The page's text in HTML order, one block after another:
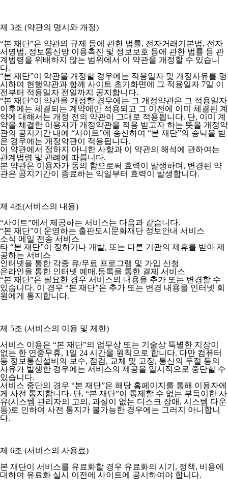
제 3조 (약관의 명시와 개정)
“본 재단”은 약관의 규제 등에 관한 법률, 전자거래기본법, 전자
서명법, 정보통신망 이용촉진 및 정보보호 등에 관한 법률 등 관
계법령을 위배하지 않는 범위에서 이 약관을 개정할 수 있습니
다.
“본 재단”이 약관을 개정할 경우에는 적용일자 및 개정사유를 명
시하여 현행약관과 함께 사이트 초기화면에 그 적용일자 7일 이
전부터 적용일자 전일까지 공지합니다.
“본 재단”이 약관을 개정할 경우에는 그 개정약관은 그 적용일자
이후에는 체결되는 계약에만 적용되고 그 이전에 이미 체결된 계
약에 대해서는 개정 전의 약관이 그대로 적용됩니다. 단, 이미 계
약을 체결한 이용자가 개정약관을 적용 받고자 하는 뜻을 개정약
관의 공지기간 내에 “사이트”에 송신하여 “본 재단”의 승낙을 받
은 경우에는 개정약관이 적용됩니다.
이 약관에서 정하지 아니한 사항과 이 약관의 해석에 관하여는
관계법령 및 관례에 따릅니다.
본 약관은 이용자가 동의 함으로써 효력이 발생하며, 변경된 약
관은 공지기간이 종료하는 익일부터 효력이 발생합니다.
제 4조(서비스의 내용)
“사이트”에서 제공하는 서비스는 다음과 같습니다.
“본 재단”이 운영하는 출판도시문화재단 정보안내 서비스
소식 메일 전송 서비스
타 “본 재단”이 정하거나 개발, 또는 다른 기관의 제휴를 받아 제
공하는 서비스
인터넷을 통한 각종 유/무료 프로그램 및 가입 신청
온라인을 통한 인터넷 예매.등록을 통한 결제 서비스
“본 재단”은 필요한 경우 서비스의 내용을 추가 또는 변경할 수
있습니다. 이 경우 “본 재단”은 추가 또는 변경 내용을 인터넷 회
원에게 통지합니다.
제 5조 (서비스의 이용 및 제한)
서비스 이용은 “본 재단”의 업무상 또는 기술상 특별한 지장이
없는 한 연중무휴, 1일 24 시간을 원칙으로 합니다. 다만 컴퓨터
등 정보통신설비의 보수, 점검, 교체 및 고장, 통신의 두절 등의
사유가 발생한 경우에는 서비스의 제공을 일시적으로 중단할 수
있습니다.
서비스 중단의 경우 “본 재단”은 해당 홈페이지를 통해 이용자에
게 사전 통지합니다. 단, “본 재단”이 통제할 수 없는 부득이한 사
유(시스템 관리자의 고의, 과실이 없는 디스크 장애, 시스템 다운
등)로 인하여 사전 통지가 불가능한 경우에는 그러지 아니합니
다.
제 6조 (서비스의 사용료)
본 재단이 서비스를 유료화할 경우 유료화의 시기, 정책, 비용에
대하여 유료화 실시 이전에 사이트에 공시하여야 합니다.